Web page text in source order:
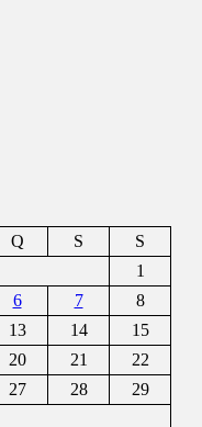
Q S
S
1
6 7
8
13 14
15
20 21
22
27 28
29